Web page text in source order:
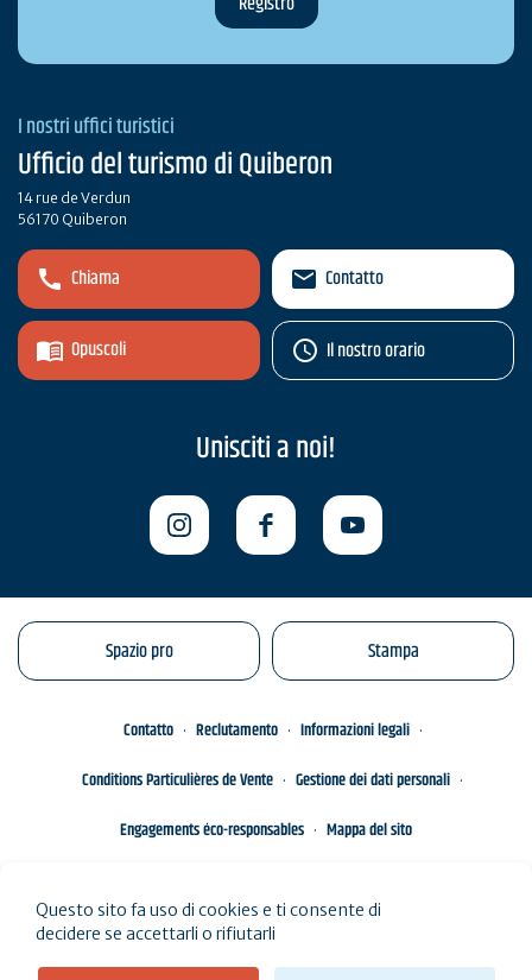
I nostri uffici turistici
Ufficio del turismo di Quiberon
14 rue de Verdun
56170 Quiberon
Chiama
Opuscoli
Contatto
Il nostro orario
Unisciti a noi!
Spazio pro Stampa
Contatto Reclutamento
Informazioni legali
Conditions Particulières de Vente
Gestione dei dati personali
Engagements éco-responsables
Mappa del sito
Questo sito fa uso di cookies e ti consente di
decidere se accettarli o rifiutarli